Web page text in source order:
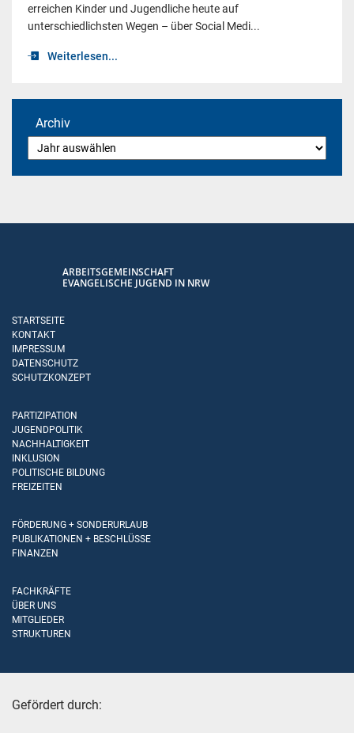
erreichen Kinder und Jugendliche heute auf
unterschiedlichsten Wegen – über Social Medi...
Weiterlesen...
Archiv
ARBEITSGEMEINSCHAFT
EVANGELISCHE JUGEND IN NRW
STARTSEITE
KONTAKT
IMPRESSUM
DATENSCHUTZ
SCHUTZKONZEPT
PARTIZIPATION
JUGENDPOLITIK
NACHHALTIGKEIT
INKLUSION
POLITISCHE BILDUNG
FREIZEITEN
FÖRDERUNG + SONDERURLAUB
PUBLIKATIONEN + BESCHLÜSSE
FINANZEN
FACHKRÄFTE
ÜBER UNS
MITGLIEDER
STRUKTUREN
Gefördert durch: